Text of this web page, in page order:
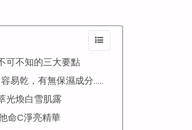
可不知的三大要點
易乾，有無保濕成分.....
光煥白雪肌露
命C淨亮精華